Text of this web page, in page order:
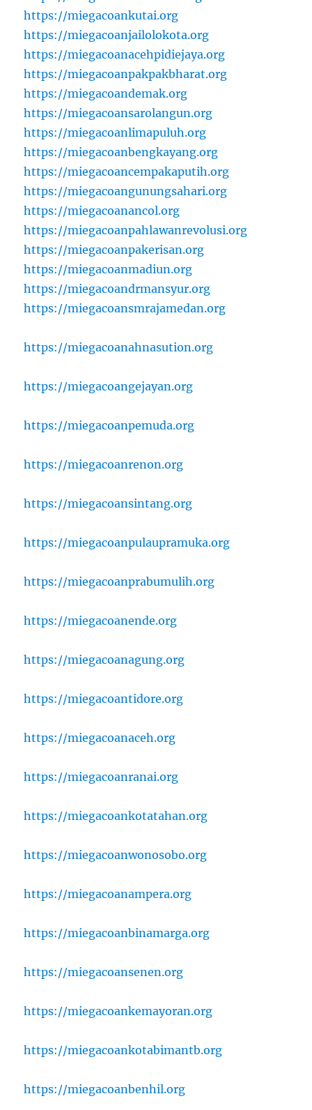
https://miegacoankutai.org
https://miegacoanjailolokota.org
https://miegacoanacehpidiejaya.org
https://miegacoanpakpakbharat.org
https://miegacoandemak.org
https://miegacoansarolangun.org
https://miegacoanlimapuluh.org
https://miegacoanbengkayang.org
https://miegacoancempakaputih.org
https://miegacoangunungsahari.org
https://miegacoanancol.org
https://miegacoanpahlawanrevolusi.org
https://miegacoanpakerisan.org
https://miegacoanmadiun.org
https://miegacoandrmansyur.org
https://miegacoansmrajamedan.org
https://miegacoanahnasution.org
https://miegacoangejayan.org
https://miegacoanpemuda.org
https://miegacoanrenon.org
https://miegacoansintang.org
https://miegacoanpulaupramuka.org
https://miegacoanprabumulih.org
https://miegacoanende.org
https://miegacoanagung.org
https://miegacoantidore.org
https://miegacoanaceh.org
https://miegacoanranai.org
https://miegacoankotatahan.org
https://miegacoanwonosobo.org
https://miegacoanampera.org
https://miegacoanbinamarga.org
https://miegacoansenen.org
https://miegacoankemayoran.org
https://miegacoankotabimantb.org
https://miegacoanbenhil.org